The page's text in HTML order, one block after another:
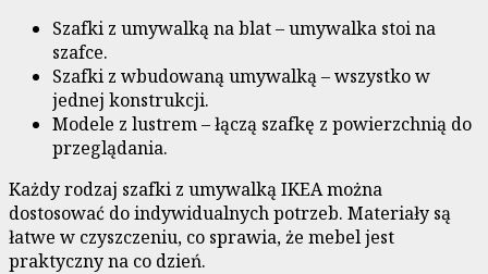
Szafki z umywalką na blat – umywalka stoi na
szafce.
Szafki z wbudowaną umywalką – wszystko w
jednej konstrukcji.
Modele z lustrem – łączą szafkę z powierzchnią do
przeglądania.
Każdy rodzaj szafki z umywalką IKEA można
dostosować do indywidualnych potrzeb. Materiały są
łatwe w czyszczeniu, co sprawia, że mebel jest
praktyczny na co dzień.